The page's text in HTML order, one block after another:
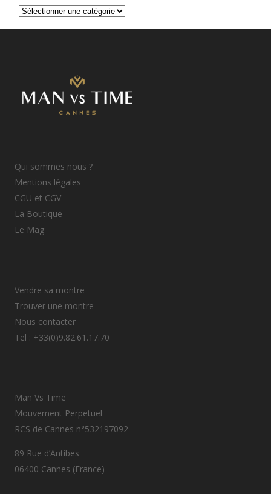
Catégories
Qui sommes nous ?
Mentions légales
CGU et CGV
La Boutique
Le Mag
Vendre sa montre
Trouver une montre
Nous contacter
Tel : +33(0)9.82.61.17.70
Man Vs Time
Mouvement Perpetuel
RCS de Cannes n°532197092
89 Rue d’Antibes
06400 Cannes (France)